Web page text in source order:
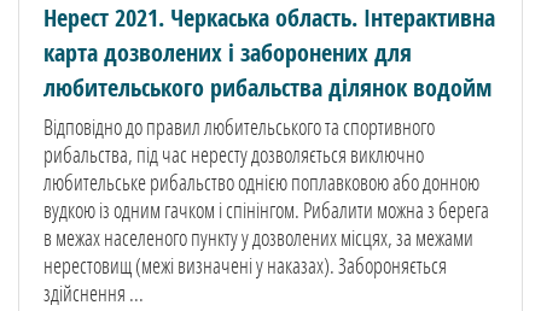
Нерест 2021. Черкаська область. Інтерактивна
карта дозволених і заборонених для
любительського рибальства ділянок водойм
Відповідно до правил любительського та спортивного
рибальства, під час нересту дозволяється виключно
любительське рибальство однією поплавковою або донною
вудкою із одним гачком і спінінгом. Рибалити можна з берега
в межах населеного пункту у дозволених місцях, за межами
нерестовищ (межі визначені у наказах). Забороняється
здійснення ...